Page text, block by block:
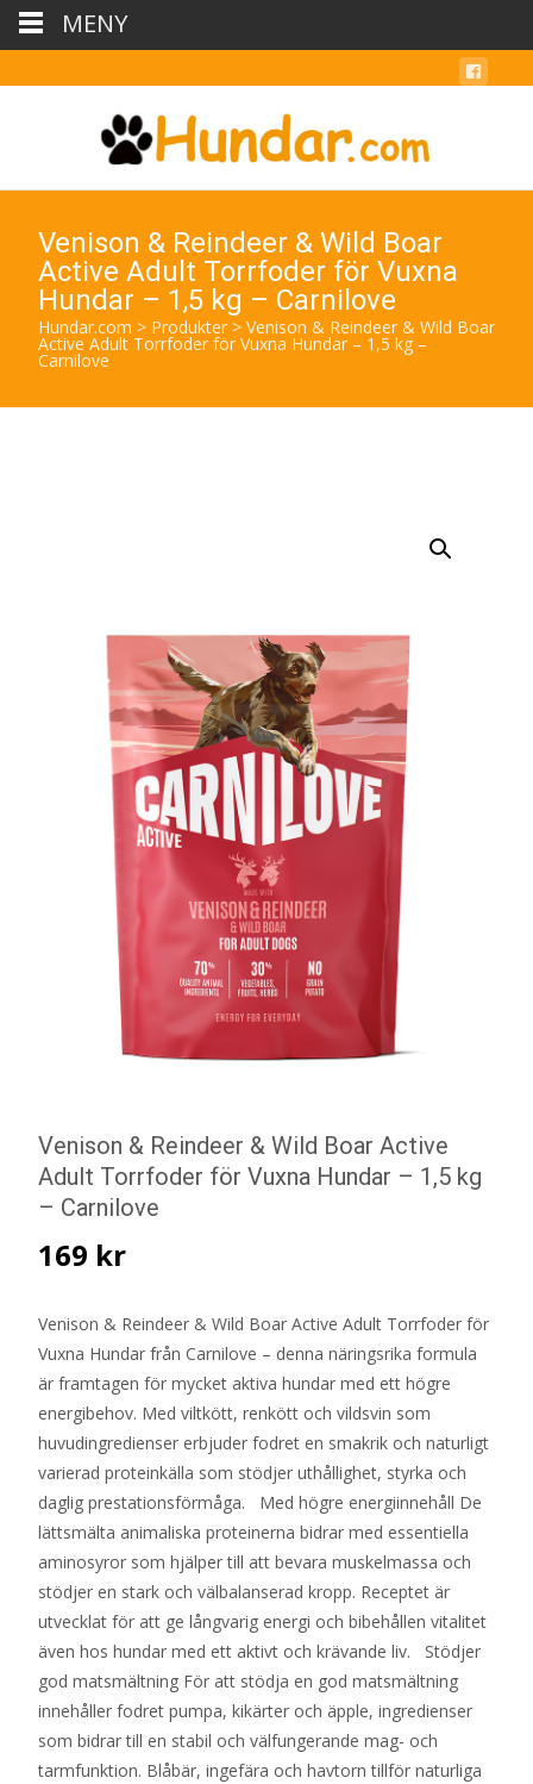
Venison & Reindeer & Wild Boar
Active Adult Torrfoder för Vuxna
Hundar – 1,5 kg – Carnilove
Hundar.com > Produkter > Venison & Reindeer & Wild Boar
Active Adult Torrfoder för Vuxna Hundar – 1,5 kg –
Carnilove
Venison & Reindeer & Wild Boar Active
Adult Torrfoder för Vuxna Hundar – 1,5 kg
– Carnilove
169 kr
Venison & Reindeer & Wild Boar Active Adult Torrfoder för
Vuxna Hundar från Carnilove – denna näringsrika formula
är framtagen för mycket aktiva hundar med ett högre
energibehov. Med viltkött, renkött och vildsvin som
huvudingredienser erbjuder fodret en smakrik och naturligt
varierad proteinkälla som stödjer uthållighet, styrka och
daglig prestationsförmåga. Med högre energiinnehåll De
lättsmälta animaliska proteinerna bidrar med essentiella
aminosyror som hjälper till att bevara muskelmassa och
stödjer en stark och välbalanserad kropp. Receptet är
utvecklat för att ge långvarig energi och bibehållen vitalitet
även hos hundar med ett aktivt och krävande liv. Stödjer
god matsmältning För att stödja en god matsmältning
innehåller fodret pumpa, kikärter och äpple, ingredienser
som bidrar till en stabil och välfungerande mag- och
tarmfunktion. Blåbär, ingefära och havtorn tillför naturliga
MENY